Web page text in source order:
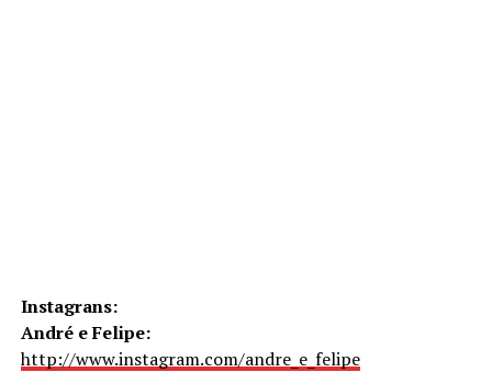
Instagrans:
André e Felipe:
http://www.instagram.com/andre_e_felipe